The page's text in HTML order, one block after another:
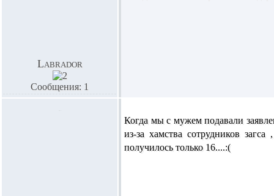
Labrador
Сообщения: 1
Когда мы с мужем подавали
из-за хамства сотрудников
получилось только 16....:(